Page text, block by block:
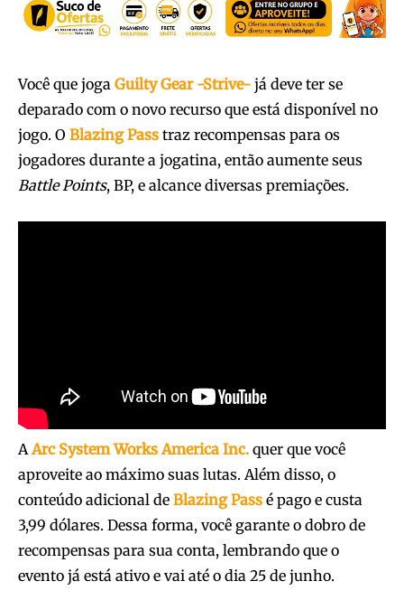
Você que joga Guilty Gear -Strive- já deve ter se
deparado com o novo recurso que está disponível no
jogo. O Blazing Pass traz recompensas para os
jogadores durante a jogatina, então aumente seus
Battle Points, BP, e alcance diversas premiações.
A Arc System Works America Inc. quer que você
aproveite ao máximo suas lutas. Além disso, o
conteúdo adicional de Blazing Pass é pago e custa
3,99 dólares. Dessa forma, você garante o dobro de
recompensas para sua conta, lembrando que o
evento já está ativo e vai até o dia 25 de junho.